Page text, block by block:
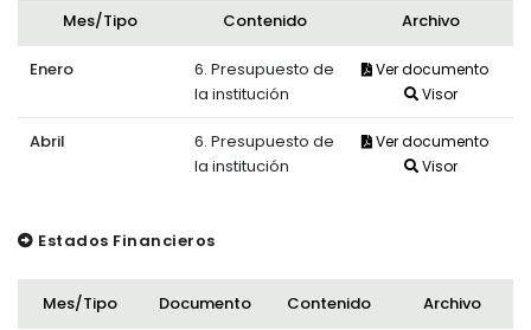
Mes/Tipo Contenido Archivo
Enero
6. Presupuesto de
la institución
Ver documento
Visor
Abril
6. Presupuesto de
la institución
Ver documento
Visor
Estados Financieros
Mes/Tipo Documento Contenido Archivo